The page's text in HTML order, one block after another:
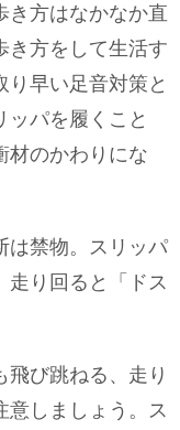
消する方法をいろいろ
き方はなかなか直
き方をして生活す
り早い足音対策と
ッパを履くこと
材のかわりにな
は禁物。スリッパ
走り回ると「ドス
び跳ねる、走り
意しましょう。ス